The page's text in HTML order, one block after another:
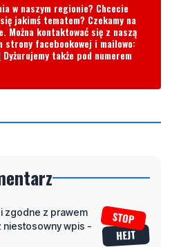
w naszym regionie? Chcecie
jakimś tematem? Czekamy na
Można kontaktować się z naszą
strony facebookowej i mailowo:
Dyżurujemy także pod numerem
zgodne z prawem
niestosowny wpis -